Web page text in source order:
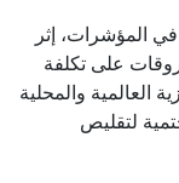
المؤشرات، إثر
على تكلفة
العالمية والمحلية
لتقليص